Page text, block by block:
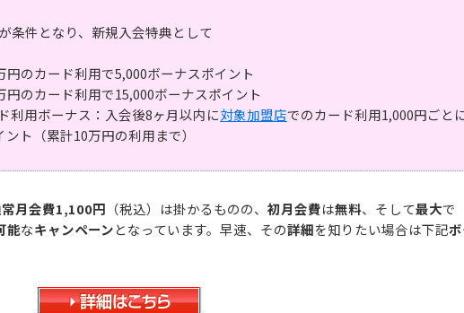
条件となり、新規入会特典として
のカード利用で5,000ボーナスポイント
のカード利用で15,000ボーナスポイント
利用ボーナス：入会後8ヶ月以内に対象加盟店でのカード利用1,000円ごと
ト（累計10万円の利用まで）
月会費1,100円 （税込）は掛かるものの、 初月会費は無料、そして最大で
能なキャンペーンとなっています。早速、その詳細を知りたい場合は下記